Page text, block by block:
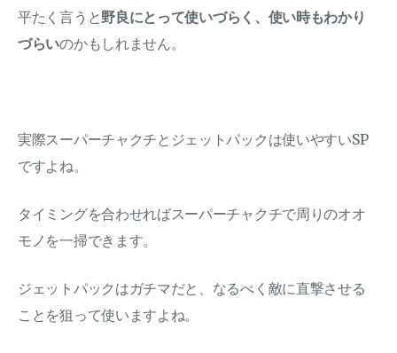
平たく言うと野良にとって使いづらく、使い時もわかり
づらいのかもしれません。
実際スーパーチャクチとジェットパックは使いやすいSP
ですよね。
タイミングを合わせればスーパーチャクチで周りのオオ
モノを一掃できます。
ジェットパックはガチマだと、なるべく敵に直撃させる
ことを狙って使いますよね。